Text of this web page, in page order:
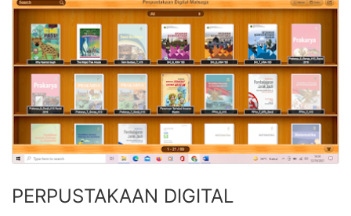
PERPUSTAKAAN DIGITAL